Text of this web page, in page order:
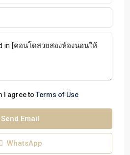
I agree to Terms of Use
Send Email
WhatsApp